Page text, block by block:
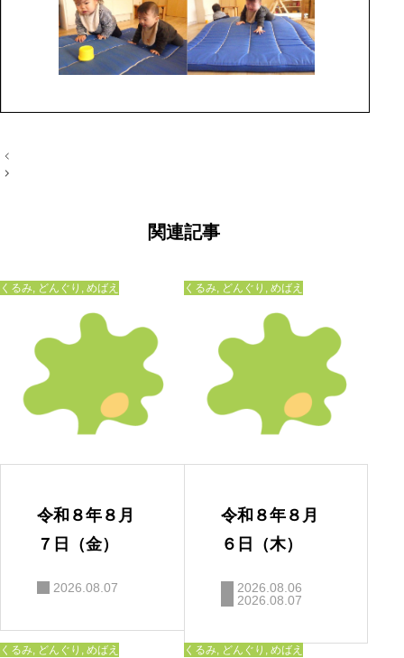
投
稿
関連記事
くるみ どんぐり めばえ
令和８年８月
７日（金）
2026.08.07
くるみ, どんぐり めばえ
令和８年８月
６日（木）
2026.08.06
2026.08.07
くるみ, どんぐり , めばえ くるみ, どんぐり , めばえ